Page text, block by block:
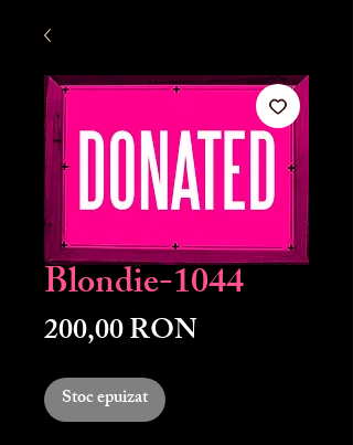
Blondie-1044
200,00 RONPreț
Stoc epuizat